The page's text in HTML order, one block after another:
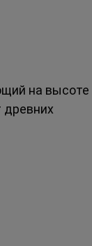
на высоте
древних